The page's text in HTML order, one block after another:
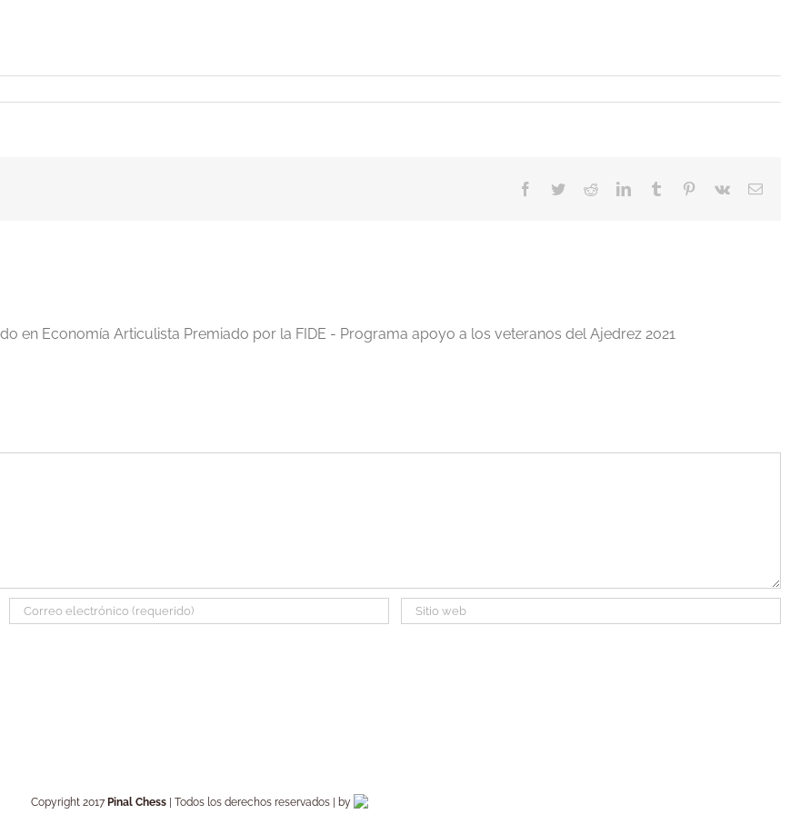
Facebook
TwitterRedditLinkedInTumblr Pinterest
Vk
Correo
en Economía Articulista Premiado por la FIDE - Programa apoyo a los veteranos del Ajedrez 2021
Copyright 2017 Pinal Chess| Todos los derechos reservados | by